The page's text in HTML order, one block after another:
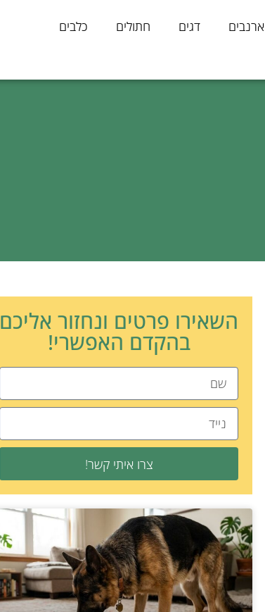
ארנבים דגים חתולים
כלבים
השאירו פרטים ונחזור אליכם
בהקדם האפשרי!
צרו איתי קשר!